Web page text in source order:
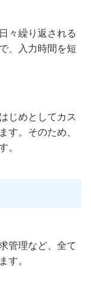
々繰り返される
、入力時間を短
じめとしてカス
す。そのため、
。
管理など、全て
す。